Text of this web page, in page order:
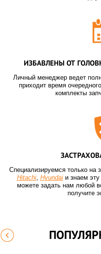
ИЗБАВЛЕНЫ ОТ
Личный менеджер ведет
приходит время
комплекты
Специализируемся только на
Hitachi, Hyundaiи знаем эту
можете задать нам любой
получите